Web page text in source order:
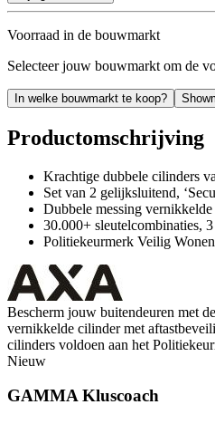
Voorraad in de bouwmarkt
Selecteer jouw bouwmarkt om de
In welke bouwmarkt te koop?
Productomschrijving
Krachtige dubbele cilinders
Set van 2 gelijksluitend,
Dubbele messing
30.000+ sleutelcombinaties,
Politiekeurmerk Veilig
Bescherm jouw buitendeuren met
vernikkelde cilinder met
cilinders voldoen aan het
Nieuw
GAMMA Kluscoach